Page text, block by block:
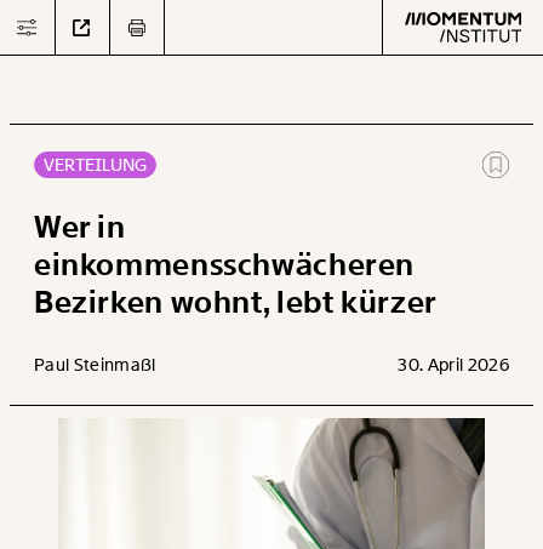
Arbeit
Verteilung
Klima
Text
VERTEILUNG
Wer in
einkommensschwächeren
Bezirken wohnt, lebt kürzer
Paul Steinmaßl 30. April 2026